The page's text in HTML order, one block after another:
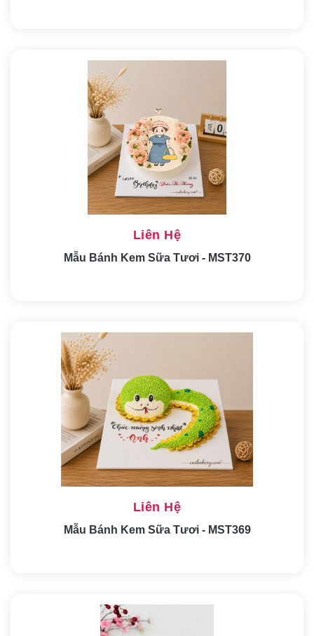
Liên Hệ
Mẫu Bánh Kem Sữa Tươi - MST370
Liên Hệ
Mẫu Bánh Kem Sữa Tươi - MST369